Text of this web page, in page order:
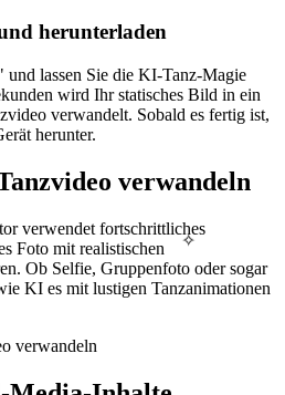
✧
herunterladen
lassen Sie die KI-Tanz-Magie
wird Ihr statisches Bild in ein
verwandelt. Sobald es fertig ist,
herunter.
verwandeln
verwendet fortschrittliches
Foto mit realistischen
Ob Selfie, Gruppenfoto oder sogar
KI es mit lustigen Tanzanimationen